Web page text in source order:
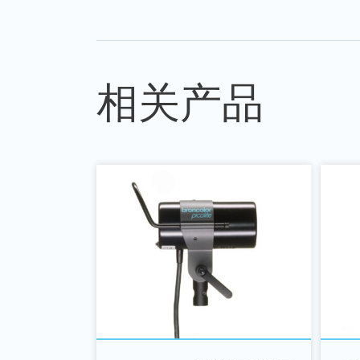
相关产品